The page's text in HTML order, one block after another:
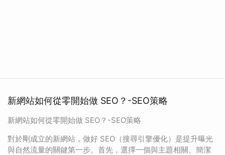
新網站如何從零開始做 SEO？-SEO策略
新網站如何從零開始做 SEO？-SEO策略
對於剛成立的新網站，做好 SEO（搜尋引擎優化）是提升曝光
與自然流量的關鍵第一步。首先，選擇一個與主題相關、簡潔